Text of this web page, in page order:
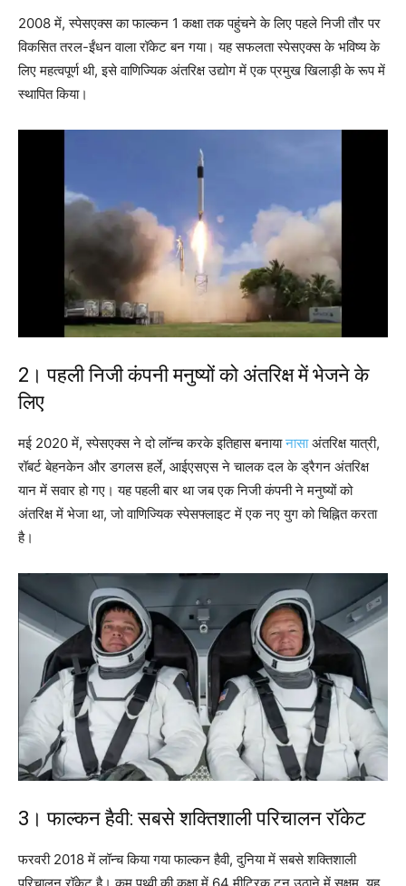
2008 में, स्पेसएक्स का फाल्कन 1 कक्षा तक पहुंचने के लिए पहले निजी तौर पर
विकसित तरल-ईंधन वाला रॉकेट बन गया। यह सफलता स्पेसएक्स के भविष्य के
लिए महत्वपूर्ण थी, इसे वाणिज्यिक अंतरिक्ष उद्योग में एक प्रमुख खिलाड़ी के रूप में
स्थापित किया।
2। पहली निजी कंपनी मनुष्यों को अंतरिक्ष में भेजने के
लिए
मई 2020 में, स्पेसएक्स ने दो लॉन्च करके इतिहास बनायानासाअंतरिक्ष यात्री,
रॉबर्ट बेहनकेन और डगलस हर्ले, आईएसएस ने चालक दल के ड्रैगन अंतरिक्ष
यान में सवार हो गए। यह पहली बार था जब एक निजी कंपनी ने मनुष्यों को
अंतरिक्ष में भेजा था, जो वाणिज्यिक स्पेसफ्लाइट में एक नए युग को चिह्नित करता
है।
3। फाल्कन हैवी: सबसे शक्तिशाली परिचालन रॉकेट
फरवरी 2018 में लॉन्च किया गया फाल्कन हैवी, दुनिया में सबसे शक्तिशाली